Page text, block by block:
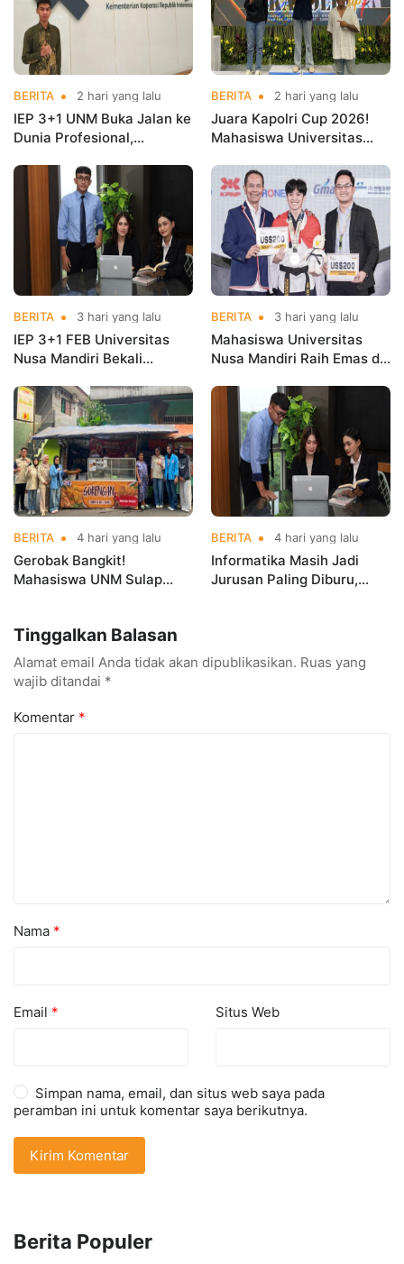
BERITA 2 hari yang lalu
IEP 3+1 UNM Buka Jalan ke
Dunia Profesional,
Kementerian Koperasi
BERITA 2 hari yang lalu
Juara Kapolri Cup 2026!
Mahasiswa Universitas
Nama Kampus di Kejurnas
Taekwondo
BERITA 3 hari yang lalu
IEP 3+1 FEB Universitas
Nusa Mandiri Bekali
Kerja Sebelum Lulus
BERITA 3 hari yang lalu
Mahasiswa Universitas
Nusa Mandiri Raih Emas di
Indonesia Open
Championships 2026
BERITA 4 hari yang lalu
Gerobak Bangkit!
Mahasiswa UNM Sulap
BERITA 4 hari yang lalu
Informatika Masih Jadi
Jurusan Paling Diburu,
Tinggalkan Balasan
Alamat email Anda tidak akan dipublikasikan. Ruas yang
wajib ditandai *
Komentar *
Nama *
Email * Situs Web
Simpan nama, email, dan situs web saya pada
peramban ini untuk komentar saya berikutnya.
Berita Populer